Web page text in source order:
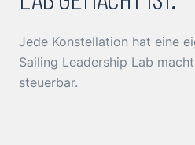
Jede Konstellation hat eine
Sailing Leadership Lab
steuerbar.